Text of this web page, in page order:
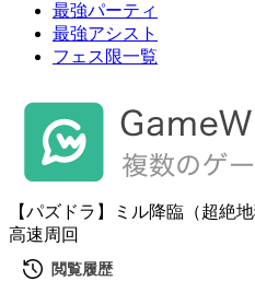
最強パーティ
最強アシスト
フェス限一覧
【パズドラ】ミル降臨（超絶
高速周回